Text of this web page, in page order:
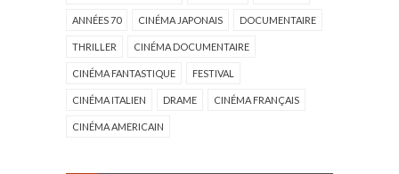
ANNÉES 70 CINÉMA JAPONAIS DOCUMENTAIRE
THRILLER CINÉMA DOCUMENTAIRE
CINÉMA FANTASTIQUE FESTIVAL
CINÉMA ITALIEN DRAME CINÉMA FRANÇAIS
CINÉMA AMERICAIN